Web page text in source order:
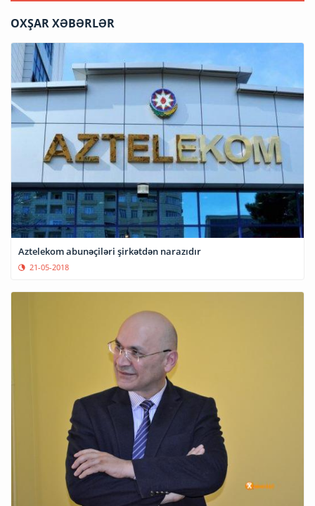
OXŞAR XƏBƏRLƏR
Aztelekom abunəçiləri şirkətdən narazıdır
21-05-2018